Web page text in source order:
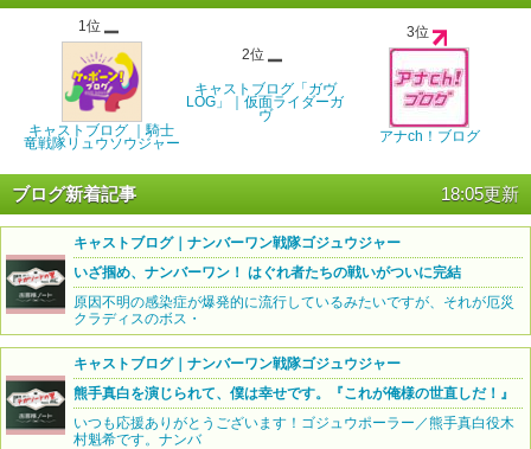
1位
キャストブログ ｜騎士
竜戦隊リュウソウジャー
2位
キャストブログ「ガヴ
LOG」｜仮面ライダーガ
ヴ
3位
アナch！ブログ
ブログ新着記事 18:05更新
キャストブログ｜ナンバーワン戦隊ゴジュウジャー
いざ掴め、ナンバーワン！ はぐれ者たちの戦いがついに完結
原因不明の感染症が爆発的に流行しているみたいですが、それが厄災
クラディスのボス・
キャストブログ｜ナンバーワン戦隊ゴジュウジャー
熊手真白を演じられて、僕は幸せです。『これが俺様の世直しだ！』
いつも応援ありがとうございます！ゴジュウポーラー／熊手真白役木
村魁希です。ナンバ